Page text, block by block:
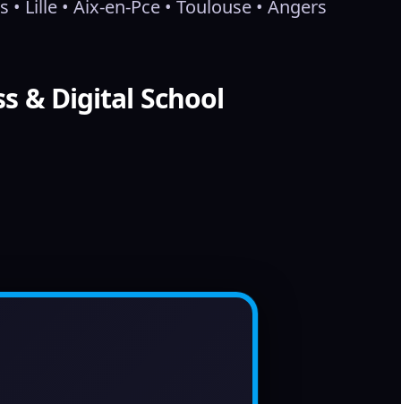
• Aix-en-Pce • Toulouse • Angers
& Digital School